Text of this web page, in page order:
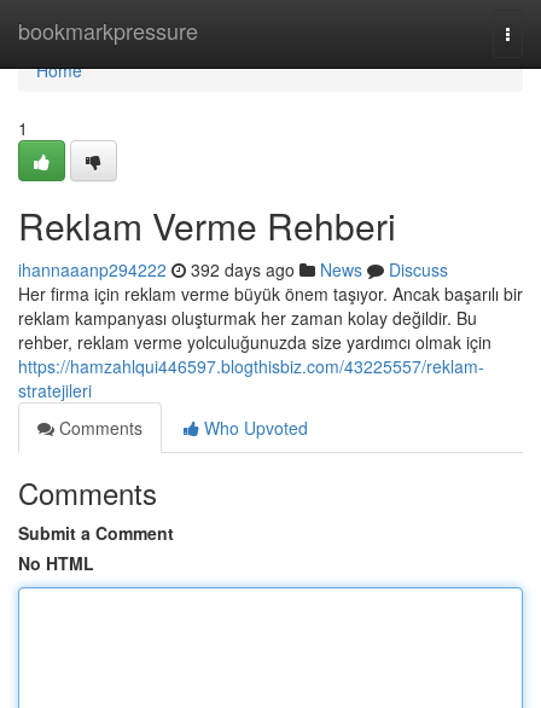
bookmarkpressure
Home
Home
1
Reklam Verme Rehberi
ihannaaanp294222 392 days ago News
Discuss
Her firma için reklam verme büyük önem taşıyor. Ancak başarılı bir
reklam kampanyası oluşturmak her zaman kolay değildir. Bu
rehber, reklam verme yolculuğunuzda size yardımcı olmak için
https://hamzahlqui446597.blogthisbiz.com/43225557/reklam-
stratejileri
Comments
Who Upvoted
Comments
Submit a Comment
No HTML